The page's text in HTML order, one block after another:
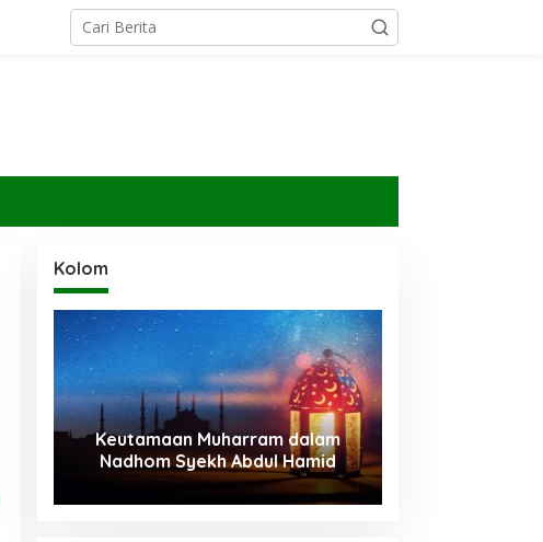
Kolom
Keutamaan Muharram dalam
Nadhom Syekh Abdul Hamid